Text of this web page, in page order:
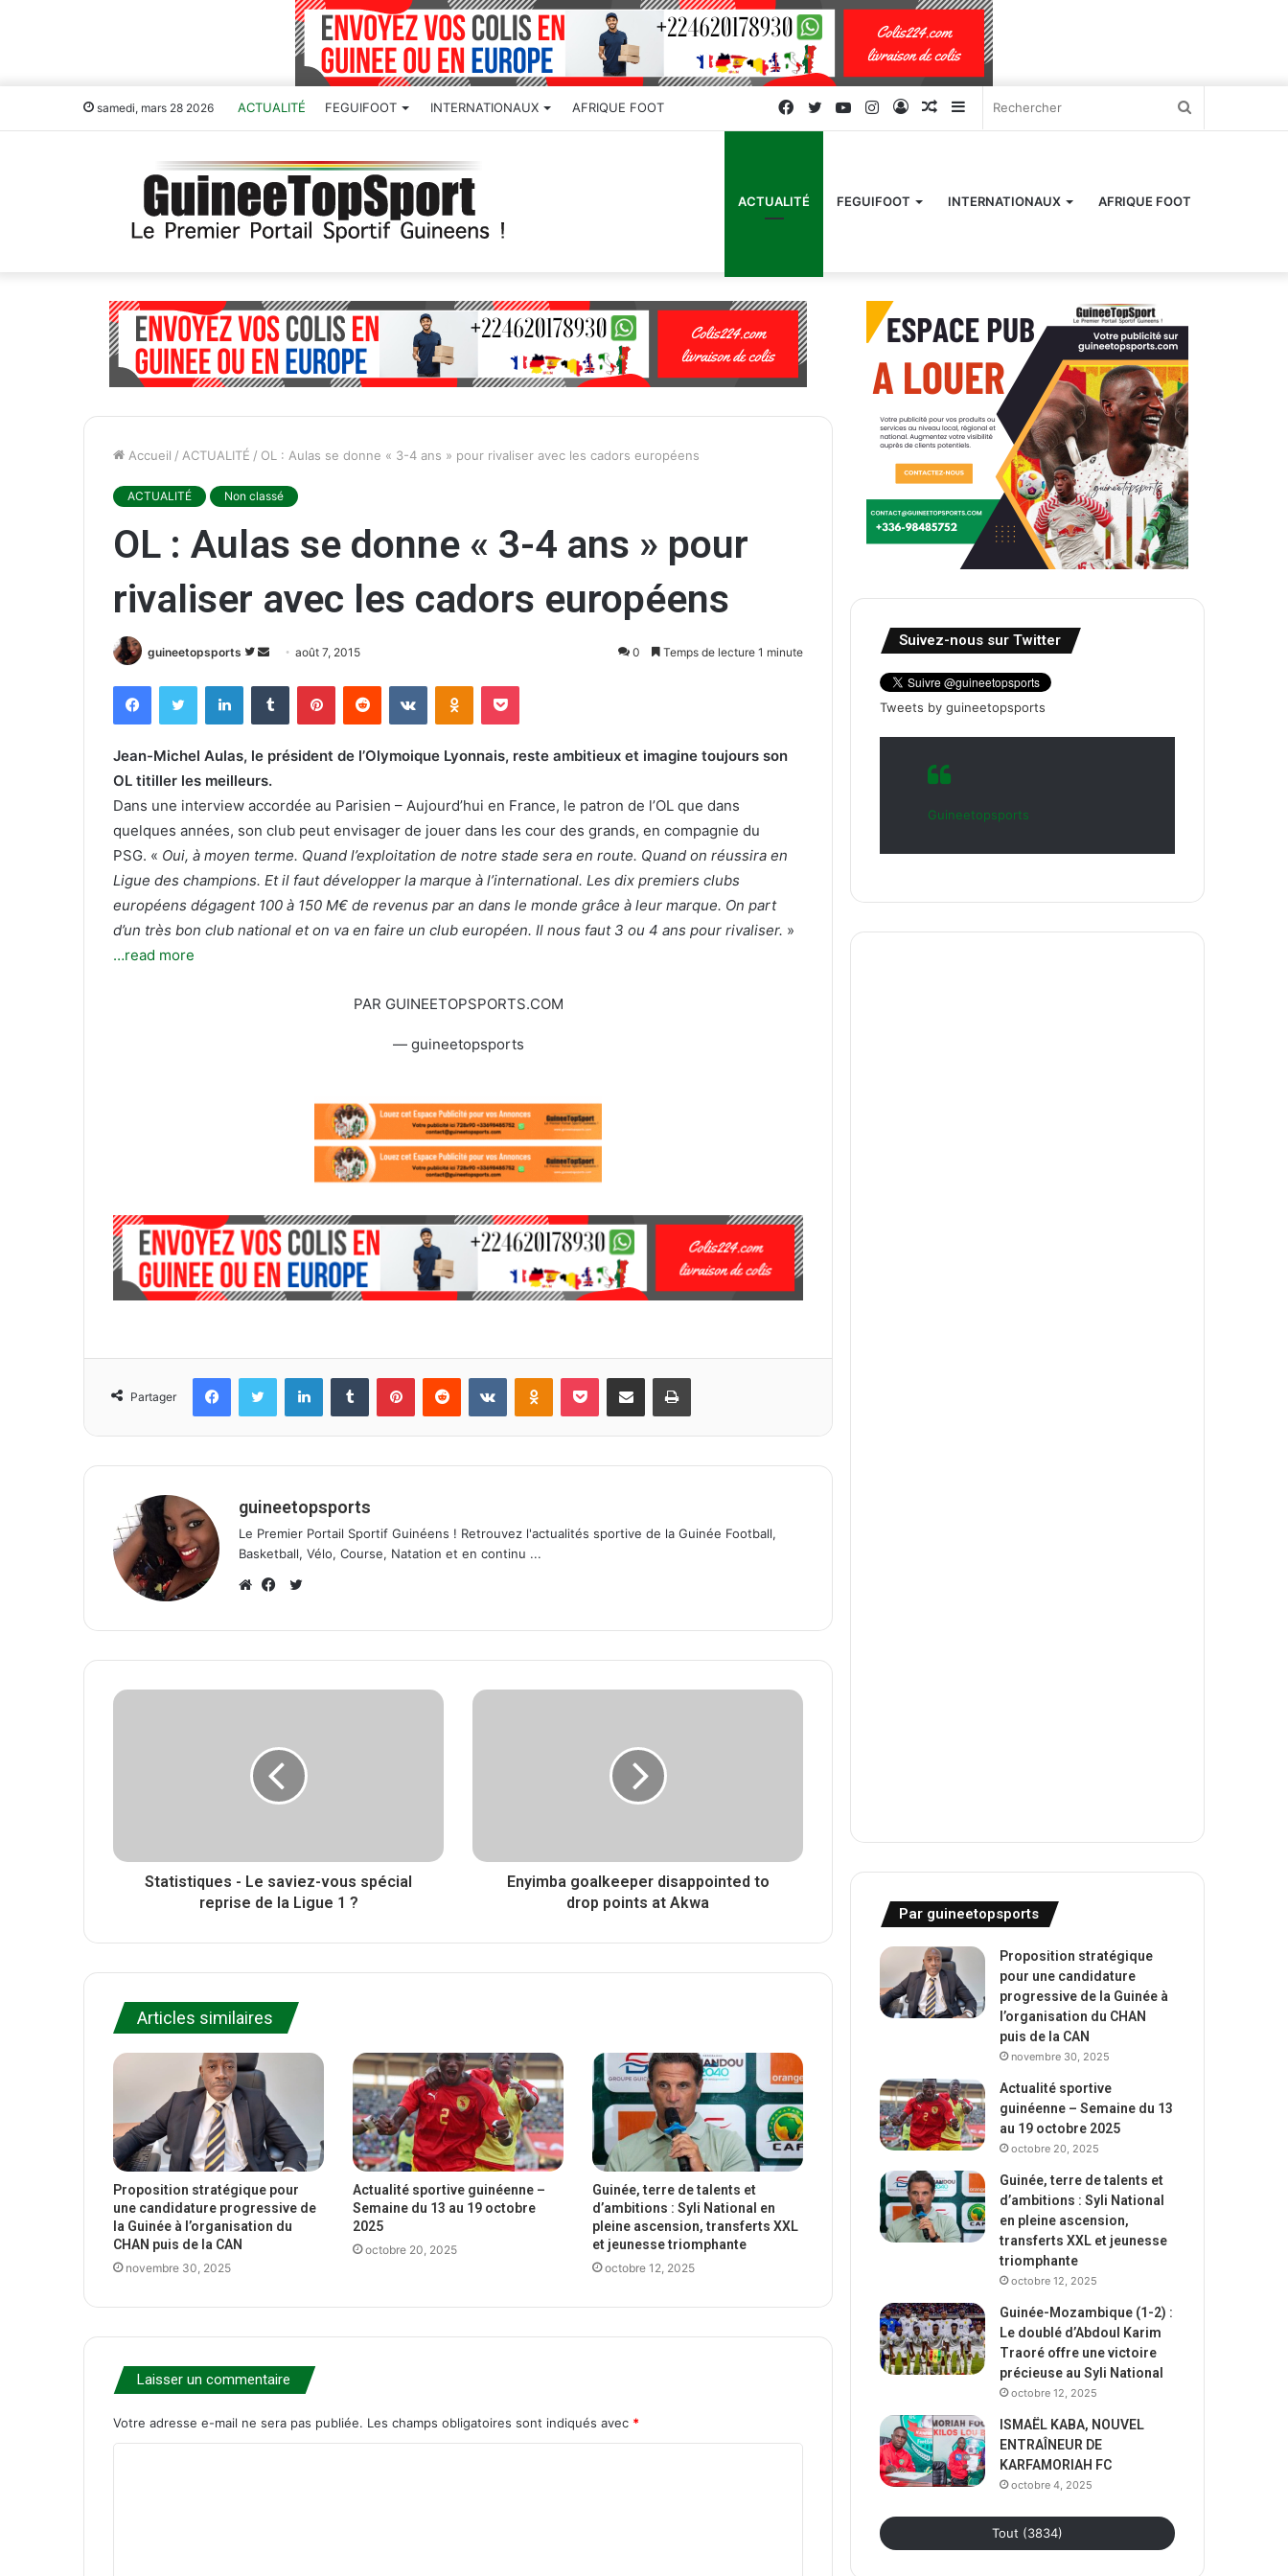
samedi, mars 28 2026 ACTUALITÉ FEGUIFOOT INTERNATIONAUX AFRIQUE FOOT Sidebar
latérale)
Article
Connexion
Instagram
YouTube
Twitter
Facebook
ACTUALITÉ FEGUIFOOT INTERNATIONAUX AFRIQUE FOOT
Accueil / ACTUALITÉ / OL : Aulas se donne « 3-4 ans » pour rivaliser avec les cadors européens
ACTUALITÉ Non classé
OL : Aulas se donne « 3-4 ans » pour
rivaliser avec les cadors européens
guineetopsports
S
v
s
u
r
T
w
i
t
v
o
e
r
u
n
c
o
u
r
août 7, 2015 0 Temps de lecture 1 minute
Jean-Michel Aulas, le président de l’Olymoique Lyonnais, reste ambitieux et imagine toujours son
OL titiller les meilleurs.
Dans une interview accordée au Parisien – Aujourd’hui en France, le patron de l’OL que dans
quelques années, son club peut envisager de jouer dans les cour des grands, en compagnie du
PSG. « Oui, à moyen terme. Quand l’exploitation de notre stade sera en route. Quand on réussira en
Ligue des champions. Et il faut développer la marque à l’international. Les dix premiers clubs
européens dégagent 100 à 150 M€ de revenus par an dans le monde grâce à leur marque. On part
d’un très bon club national et on va en faire un club européen. Il nous faut 3 ou 4 ans pour rivaliser. »
…read more
PAR GUINEETOPSPORTS.COM
— guineetopsports
Partager
guineetopsports
Le Premier Portail Sportif Guinéens ! Retrouvez l'actualités sportive de la Guinée Football,
Basketball, Vélo, Course, Natation et en continu ...
e
a
o
k
i
Statistiques - Le saviez-vous spécial
reprise de la Ligue 1 ?
Enyimba goalkeeper disappointed to
drop points at Akwa
Articles similaires
Proposition stratégique pour
une candidature progressive de
la Guinée à l’organisation du
CHAN puis de la CAN
novembre 30, 2025
Actualité sportive guinéenne –
Semaine du 13 au 19 octobre
2025
octobre 20, 2025
Guinée, terre de talents et
d’ambitions : Syli National en
pleine ascension, transferts XXL
et jeunesse triomphante
octobre 12, 2025
Laisser un commentaire
Votre adresse e-mail ne sera pas publiée. Les champs obligatoires sont indiqués avec *
Suivez-nous sur Twitter
Tweets by guineetopsports
Guineetopsports
Par guineetopsports
Proposition stratégique
pour une candidature
progressive de la Guinée à
l’organisation du CHAN
puis de la CAN
novembre 30, 2025
Actualité sportive
guinéenne – Semaine du 13
au 19 octobre 2025
octobre 20, 2025
Guinée, terre de talents et
d’ambitions : Syli National
en pleine ascension,
transferts XXL et jeunesse
triomphante
octobre 12, 2025
Guinée-Mozambique (1-2) :
Le doublé d’Abdoul Karim
Traoré offre une victoire
précieuse au Syli National
octobre 12, 2025
ISMAËL KABA, NOUVEL
ENTRAÎNEUR DE
KARFAMORIAH FC
octobre 4, 2025
Tout (3834)